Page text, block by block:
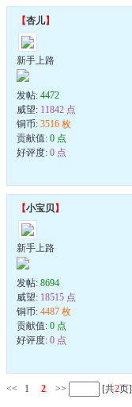
【杏儿】
新手上路
发帖: 4472
威望: 11842 点
铜币: 3516 枚
贡献值: 0 点
好评度: 0 点
【小宝贝】
新手上路
发帖: 8694
威望: 18515 点
铜币: 4487 枚
贡献值: 0 点
好评度: 0 点
<< 1 2 >> [共2页]